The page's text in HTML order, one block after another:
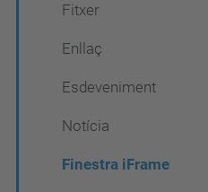
Fitxer
Enllaç
Esdeveniment
Notícia
Finestra iFrame